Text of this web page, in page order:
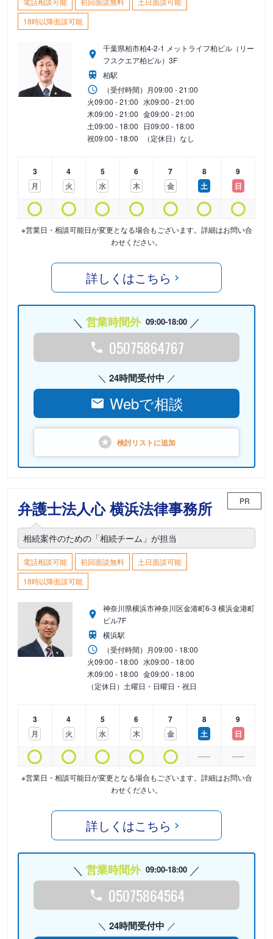
18時以降面談可能
千葉県柏市柏4-2-1 メットライフ柏ビル（リー
フスクエア柏ビル）3F
柏駅
（受付時間） 月09:00 - 21:00
火09:00 - 21:00 水09:00 - 21:00
木09:00 - 21:00 金09:00 - 21:00
土09:00 - 18:00 日09:00 - 18:00
祝09:00 - 18:00 （定休日）なし
3
月
4
火
5
水
6
木
7
金
8
土
9
日
※営業日・相談可能日が変更となる場合もございます。詳細はお問い合
わせください。
詳しくはこちら
営業時間外 09:00-18:00
05075864767
24時間受付中
Webで相談
検討リストに追加
弁護士法人心 横浜法律事務所 PR
相続案件のための「相続チーム」が担当
電話相談可能 初回面談無料
土日面談可能
18時以降面談可能
神奈川県横浜市神奈川区金港町6-3 横浜金港町
ビル7F
横浜駅
（受付時間） 月09:00 - 18:00
火09:00 - 18:00 水09:00 - 18:00
木09:00 - 18:00 金09:00 - 18:00
（定休日）土曜日・日曜日・祝日
3
月
4
火
5
水
6
木
7
金
8
土
9
日
※営業日・相談可能日が変更となる場合もございます。詳細はお問い合
わせください。
詳しくはこちら
営業時間外 09:00-18:00
05075864564
24時間受付中